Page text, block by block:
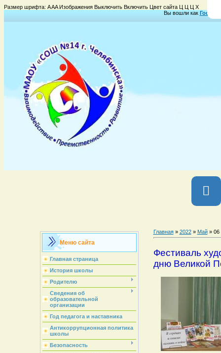
Размер шрифта: AAAИзображения Выключить Включить Цвет сайта Ц Ц Ц Х
Вы вошли как Гость
Меню сайта
Главная страница
История школы
Родителю
Сведения об
образовательной
организации
Год педагога и наставника
Антикоррупционная политика
школы
Безопасность
Главная» 2022 » Май » 06
Фестиваль
дню Великой